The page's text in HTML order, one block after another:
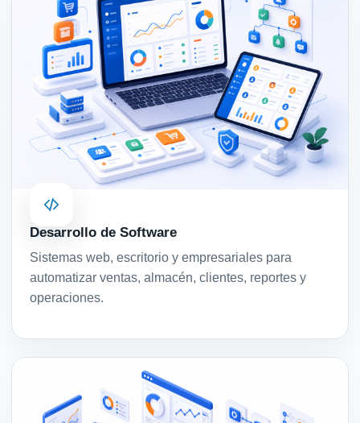
Desarrollo de Software
Sistemas web, escritorio y empresariales para
automatizar ventas, almacén, clientes, reportes y
operaciones.